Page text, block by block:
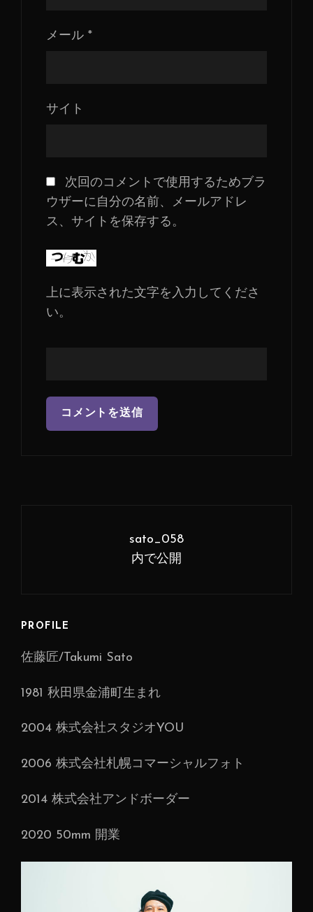
メール *
サイト
次回のコメントで使用するためブラ
ウザーに自分の名前、メールアドレ
ス、サイトを保存する。
上に表示された文字を入力してくださ
い。
ー
シ
ン
sato_058
内で公開
PROFILE
佐藤匠/Takumi Sato
1981 秋田県金浦町生まれ
2004 株式会社スタジオYOU
2006 株式会社札幌コマーシャルフォト
2014 株式会社アンドボーダー
2020 50mm 開業